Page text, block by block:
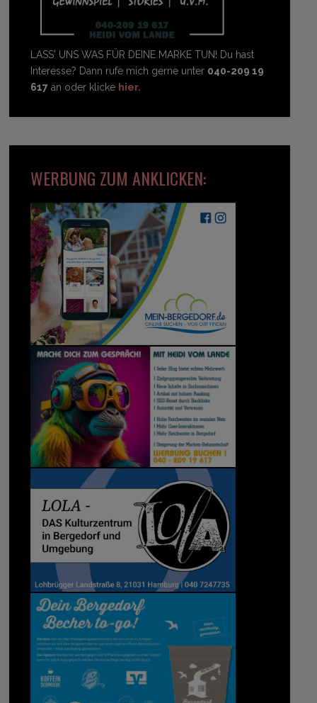
LASS' UNS WAS FÜR DEINE MARKE TUN! Du hast
Interesse? Dann rufe mich gerne unter 040-209 19
617 an oder klicke hier.
WERBUNG ZUM ANKLICKEN: